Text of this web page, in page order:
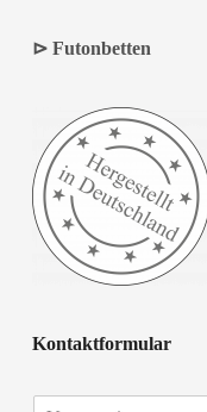
⊳ Futonbetten
Kontaktformular